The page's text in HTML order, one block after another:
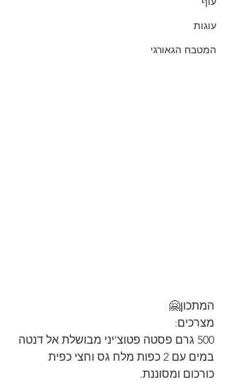
עוגות
המטבח הגאורגי
המתכון🤗
מצרכים:
500 גרם פסטה פטוצ'יני מבושלת אל דנטה
במים עם 2 כפות מלח גס וחצי כפית
כורכום ומסוננת.